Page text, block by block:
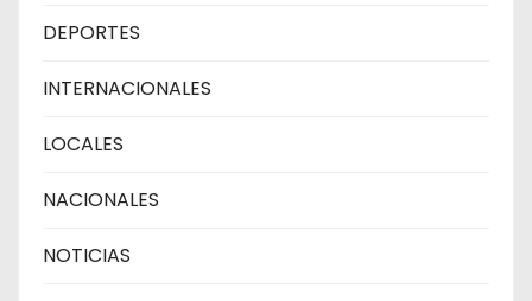
DEPORTES
INTERNACIONALES
LOCALES
NACIONALES
NOTICIAS